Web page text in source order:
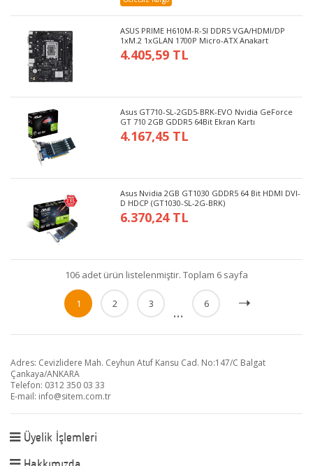
ASUS PRIME H610M-R-SI DDR5 VGA/HDMI/DP
1xM.2 1xGLAN 1700P Micro-ATX Anakart
4.405,59 TL
Asus GT710-SL-2GD5-BRK-EVO Nvidia GeForce
GT 710 2GB GDDR5 64Bit Ekran Kartı
4.167,45 TL
Asus Nvidia 2GB GT1030 GDDR5 64 Bit HDMI DVI-
D HDCP (GT1030-SL-2G-BRK)
6.370,24 TL
106 adet ürün listelenmiştir. Toplam 6 sayfa
1 2 3 ... 6
Adres: Cevizlidere Mah. Ceyhun Atuf Kansu Cad. No:147/C Balgat
Çankaya/ANKARA
Telefon: 0312 350 03 33
E-mail: info@sitem.com.tr
Üyelik İşlemleri